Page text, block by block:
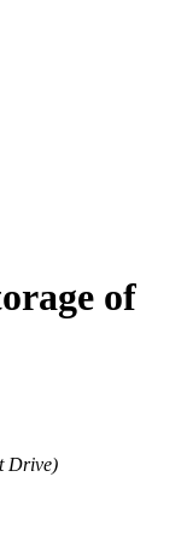
of
Drive)